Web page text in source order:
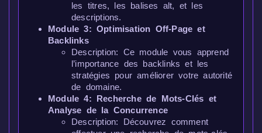
les titres, les balises alt, et les
descriptions.
Module 3: Optimisation Off-Page et
Backlinks
Description: Ce module vous apprend
l’importance des backlinks et les
stratégies pour améliorer votre autorité
de domaine.
Module 4: Recherche de Mots-Clés et
Analyse de la Concurrence
Description: Découvrez comment